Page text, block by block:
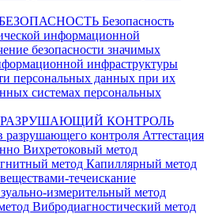
Безопасность
информационной
безопасности значимых
инфраструктуры
персональных данных при их
системах персональных
КОНТРОЛЬ
разрушающего контроля Аттестация
Вихретоковый метод
метод Капиллярный метод
течеискание
измерительный метод
Вибродиагностический метод